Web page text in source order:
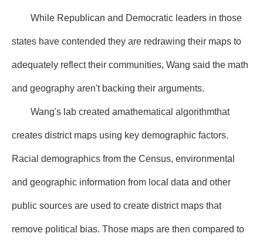
While Republican and Democratic leaders in those
states have contended they are redrawing their maps to
adequately reflect their communities, Wang said the math
and geography aren't backing their arguments.
Wang's lab created amathematical algorithmthat
creates district maps using key demographic factors.
Racial demographics from the Census, environmental
and geographic information from local data and other
public sources are used to create district maps that
remove political bias. Those maps are then compared to